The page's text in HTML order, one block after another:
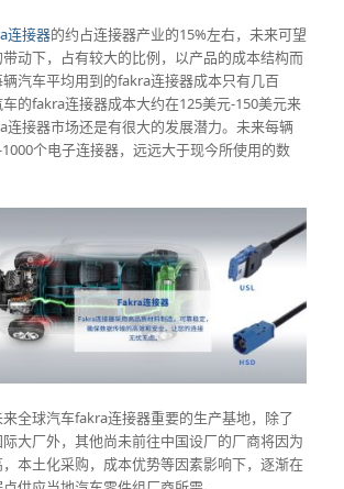
连接器的约占连接器产业的15%左右，未来可望
动下，占有较大的比例，以产品的成本结构而
汽车平均用到的fakra连接器成本只有几百
的fakra连接器成本大约在125美元-150美元来
连接器市场还是有很大的发展潜力。未来每辆
个电子连接器，远远大于现今所使用的数
全球汽车fakra连接器重要的生产基地，除了
大厂外，其他尚未前往中国设厂的厂商将因为
本土化采购，成本优势等因素影响下，逐渐在